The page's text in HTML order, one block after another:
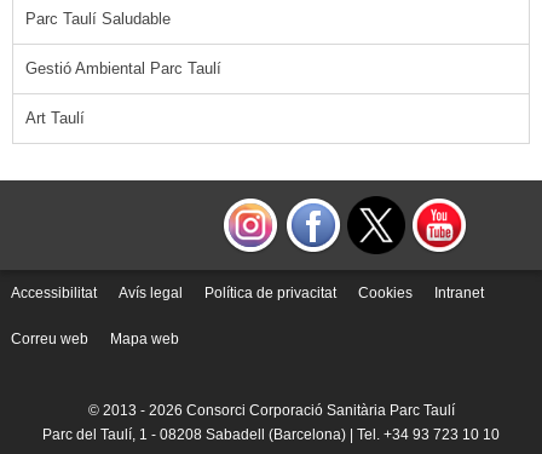
Parc Taulí Saludable
Gestió Ambiental Parc Taulí
Art Taulí
Accessibilitat Avís legal Política de privacitat Cookies Intranet
Correu web Mapa web
© 2013 - 2026 Consorci Corporació Sanitària Parc Taulí
Parc del Taulí, 1 - 08208 Sabadell (Barcelona) | Tel. +34 93 723 10 10